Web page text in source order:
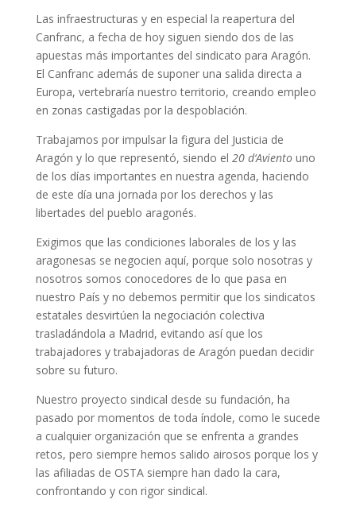
Las infraestructuras y en especial la reapertura del
Canfranc, a fecha de hoy siguen siendo dos de las
apuestas más importantes del sindicato para Aragón.
El Canfranc además de suponer una salida directa a
Europa, vertebraría nuestro territorio, creando empleo
en zonas castigadas por la despoblación.
Trabajamos por impulsar la figura del Justicia de
Aragón y lo que representó, siendo el 20 d‘Aviento uno
de los días importantes en nuestra agenda, haciendo
de este día una jornada por los derechos y las
libertades del pueblo aragonés.
Exigimos que las condiciones laborales de los y las
aragonesas se negocien aquí, porque solo nosotras y
nosotros somos conocedores de lo que pasa en
nuestro País y no debemos permitir que los sindicatos
estatales desvirtúen la negociación colectiva
trasladándola a Madrid, evitando así que los
trabajadores y trabajadoras de Aragón puedan decidir
sobre su futuro.
Nuestro proyecto sindical desde su fundación, ha
pasado por momentos de toda índole, como le sucede
a cualquier organización que se enfrenta a grandes
retos, pero siempre hemos salido airosos porque los y
las afiliadas de OSTA siempre han dado la cara,
confrontando y con rigor sindical.